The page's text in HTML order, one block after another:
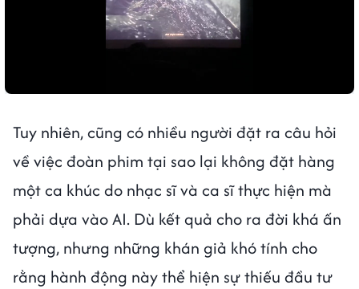
Tuy nhiên, cũng có nhiều người đặt ra câu hỏi
về việc đoàn phim tại sao lại không đặt hàng
một ca khúc do nhạc sĩ và ca sĩ thực hiện mà
phải dựa vào AI. Dù kết quả cho ra đời khá ấn
tượng, nhưng những khán giả khó tính cho
rằng hành động này thể hiện sự thiếu đầu tư